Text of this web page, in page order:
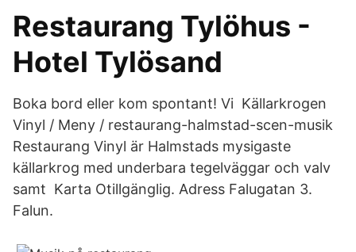
Restaurang Tylöhus -
Hotel Tylösand
Boka bord eller kom spontant! Vi Källarkrogen
Vinyl / Meny / restaurang-halmstad-scen-musik
Restaurang Vinyl är Halmstads mysigaste
källarkrog med underbara tegelväggar och valv
samt Karta Otillgänglig. Adress Falugatan 3.
Falun.